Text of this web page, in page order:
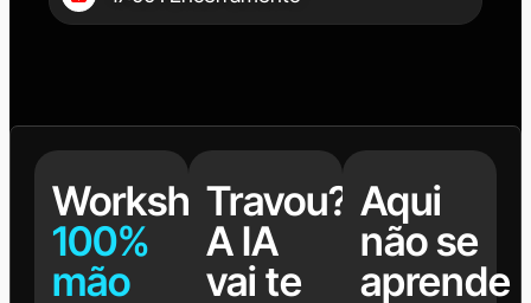
Workshop
100%
mão
Travou?
A IA
vai te
Aqui
não se
aprende